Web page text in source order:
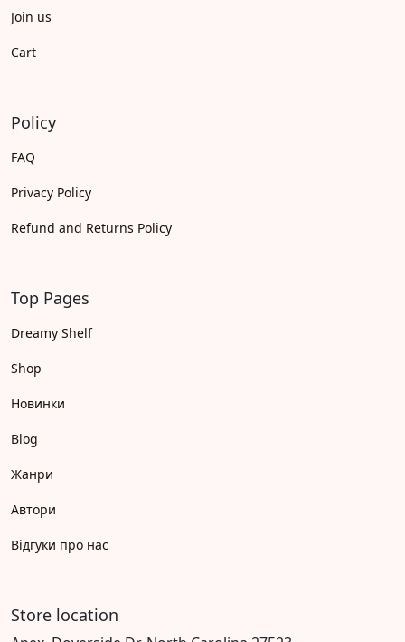
Join us
Cart
Policy
FAQ
Privacy Policy
Refund and Returns Policy
Top Pages
Dreamy Shelf
Shop
Новинки
Blog
Жанри
Автори
Відгуки про нас
Store location